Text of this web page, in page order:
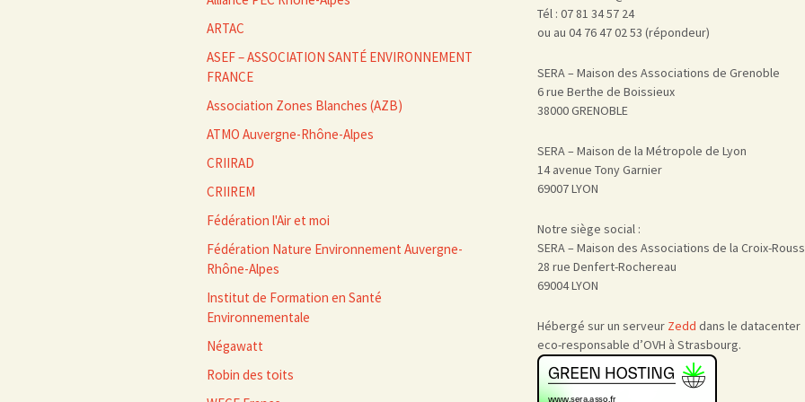
ARTAC
ASEF – ASSOCIATION SANTÉ ENVIRONNEMENT
FRANCE
Association Zones Blanches (AZB)
ATMO Auvergne-Rhône-Alpes
CRIIRAD
CRIIREM
Fédération l'Air et moi
Fédération Nature Environnement Auvergne-
Rhône-Alpes
Institut de Formation en Santé
Environnementale
Négawatt
Robin des toits
Tél : 07 81 34 57 24
ou au 04 76 47 02 53 (répondeur)
SERA – Maison des Associations de Grenoble
6 rue Berthe de Boissieux
38000 GRENOBLE
SERA – Maison de la Métropole de Lyon
14 avenue Tony Garnier
69007 LYON
Notre siège social :
SERA – Maison des Associations de la Croix-
28 rue Denfert-Rochereau
69004 LYON
Hébergé sur un serveur Zedd dans le datacenter
eco-responsable d’OVH à Strasbourg.